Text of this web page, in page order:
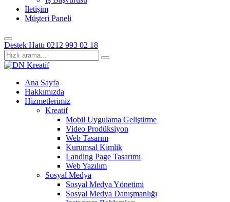
İletişim
Müşteri Paneli
Destek Hattı 0212 993 02 18
Ana Sayfa
Hakkımızda
Hizmetlerimiz
Kreatif
Mobil Uygulama Geliştirme
Video Prodüksiyon
Web Tasarım
Kurumsal Kimlik
Landing Page Tasarımı
Web Yazılım
Sosyal Medya
Sosyal Medya Yönetimi
Sosyal Medya Danışmanlığı